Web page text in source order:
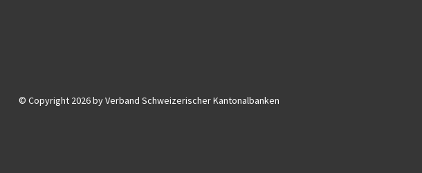
© Copyright 2026 by Verband Schweizerischer Kantonalbanken